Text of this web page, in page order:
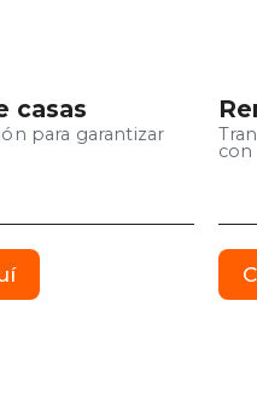
casas
para garantizar
con